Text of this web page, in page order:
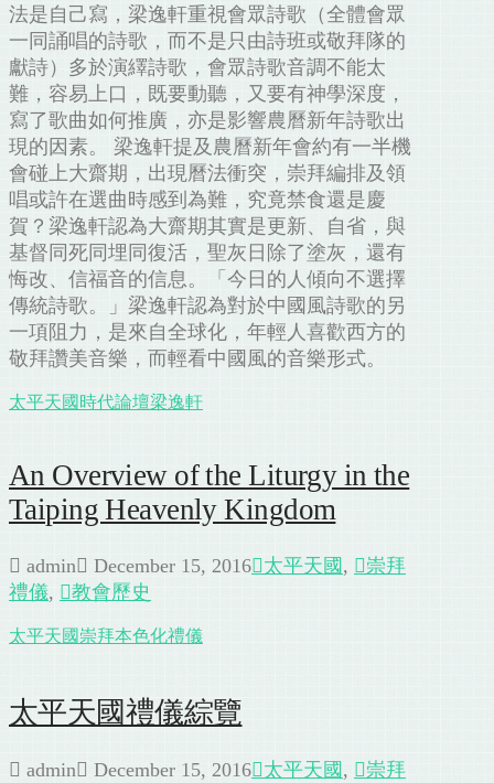
法是自己寫，梁逸軒重視會眾詩歌（全體會眾
一同誦唱的詩歌，而不是只由詩班或敬拜隊的
獻詩）多於演繹詩歌，會眾詩歌音調不能太
難，容易上口，既要動聽，又要有神學深度，
寫了歌曲如何推廣，亦是影響農曆新年詩歌出
現的因素。 梁逸軒提及農曆新年會約有一半機
會碰上大齋期，出現曆法衝突，崇拜編排及領
唱或許在選曲時感到為難，究竟禁食還是慶
賀？梁逸軒認為大齋期其實是更新、自省，與
基督同死同埋同復活，聖灰日除了塗灰，還有
悔改、信福音的信息。「今日的人傾向不選擇
傳統詩歌。」梁逸軒認為對於中國風詩歌的另
一項阻力，是來自全球化，年輕人喜歡西方的
敬拜讚美音樂，而輕看中國風的音樂形式。
太平天國 時代論壇梁逸軒
An Overview of the Liturgy in the
Taiping Heavenly Kingdom
admin December 15, 2016 太平天國 ,
崇拜
禮儀, 教會歷史
太平天國 崇拜本色化禮儀
太平天國禮儀綜覽
admin December 15, 2016 太平天國 ,
崇拜